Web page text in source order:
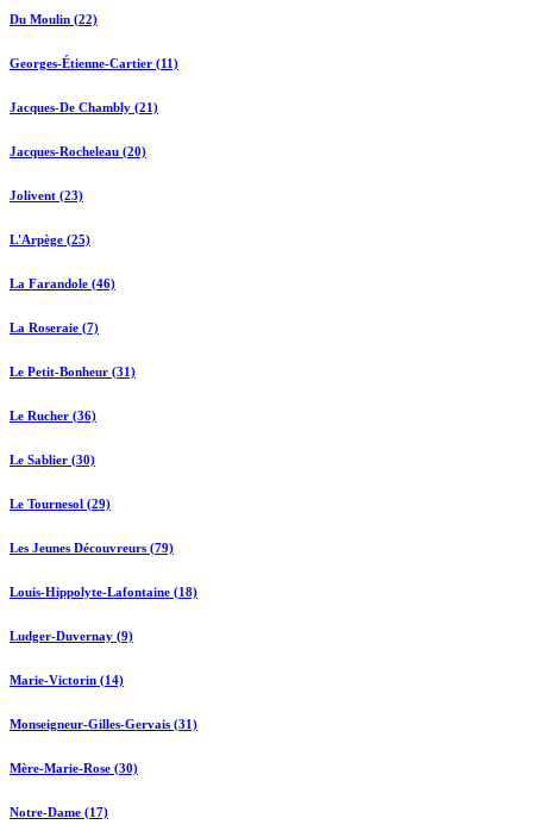
Du Moulin (22)
Georges-Étienne-Cartier (11)
Jacques-De Chambly (21)
Jacques-Rocheleau (20)
Jolivent (23)
L'Arpège (25)
La Farandole (46)
La Roseraie (7)
Le Petit-Bonheur (31)
Le Rucher (36)
Le Sablier (30)
Le Tournesol (29)
Les Jeunes Découvreurs (79)
Louis-Hippolyte-Lafontaine (18)
Ludger-Duvernay (9)
Marie-Victorin (14)
Monseigneur-Gilles-Gervais (31)
Mère-Marie-Rose (30)
Notre-Dame (17)